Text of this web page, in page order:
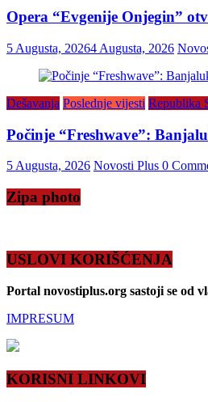
Opera “Evgenije Onjegin”
5 Augusta, 20264 Augusta, 2026
Dešavanja Poslednje vijesti Republika
Počinje “Freshwave”:
5 Augusta, 2026 Novosti Plus 0
Zipa photo
USLOVI KORIŠĆENJA
Portal novostiplus.org sastoji se od
IMPRESUM
KORISNI LINKOVI